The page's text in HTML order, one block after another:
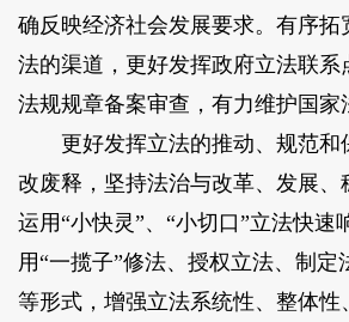
确反映经济社会发展要求。有序拓
法的渠道，更好发挥政府立法联系
法规规章备案审查，有力维护国家
更好发挥立法的推动、规范和
改废释，坚持法治与改革、发展、
运用“小快灵”、“小切口”立法快速
用“一揽子”修法、授权立法、制定
等形式，增强立法系统性、整体性